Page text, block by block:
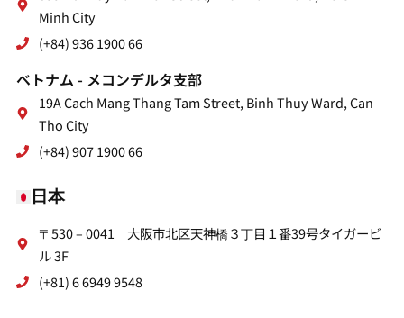
Minh City
(+84) 936 1900 66
ベトナム - メコンデルタ支部
19A Cach Mang Thang Tam Street, Binh Thuy Ward, Can
Tho City
(+84) 907 1900 66
日本
〒530 – 0041 大阪市北区天神橋３丁目１番39号タイガービ
ル 3F
(+81) 6 6949 9548